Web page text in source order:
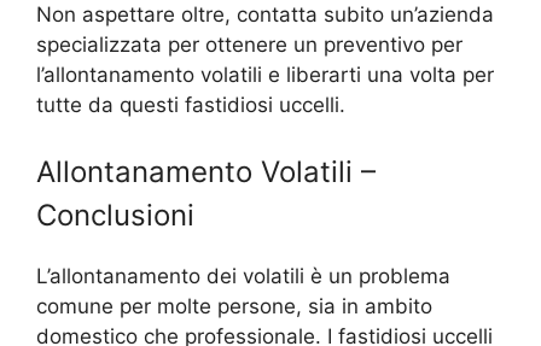
Non aspettare oltre, contatta subito un’azienda
specializzata per ottenere un preventivo per
l’allontanamento volatili e liberarti una volta per
tutte da questi fastidiosi uccelli.
Allontanamento Volatili –
Conclusioni
L’allontanamento dei volatili è un problema
comune per molte persone, sia in ambito
domestico che professionale. I fastidiosi uccelli